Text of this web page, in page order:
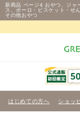
新商品 ページ4 おやつ、ジャ
ス、ボーロ・ビスケット・せ
その他おやつ
はじめての方へ ショッ